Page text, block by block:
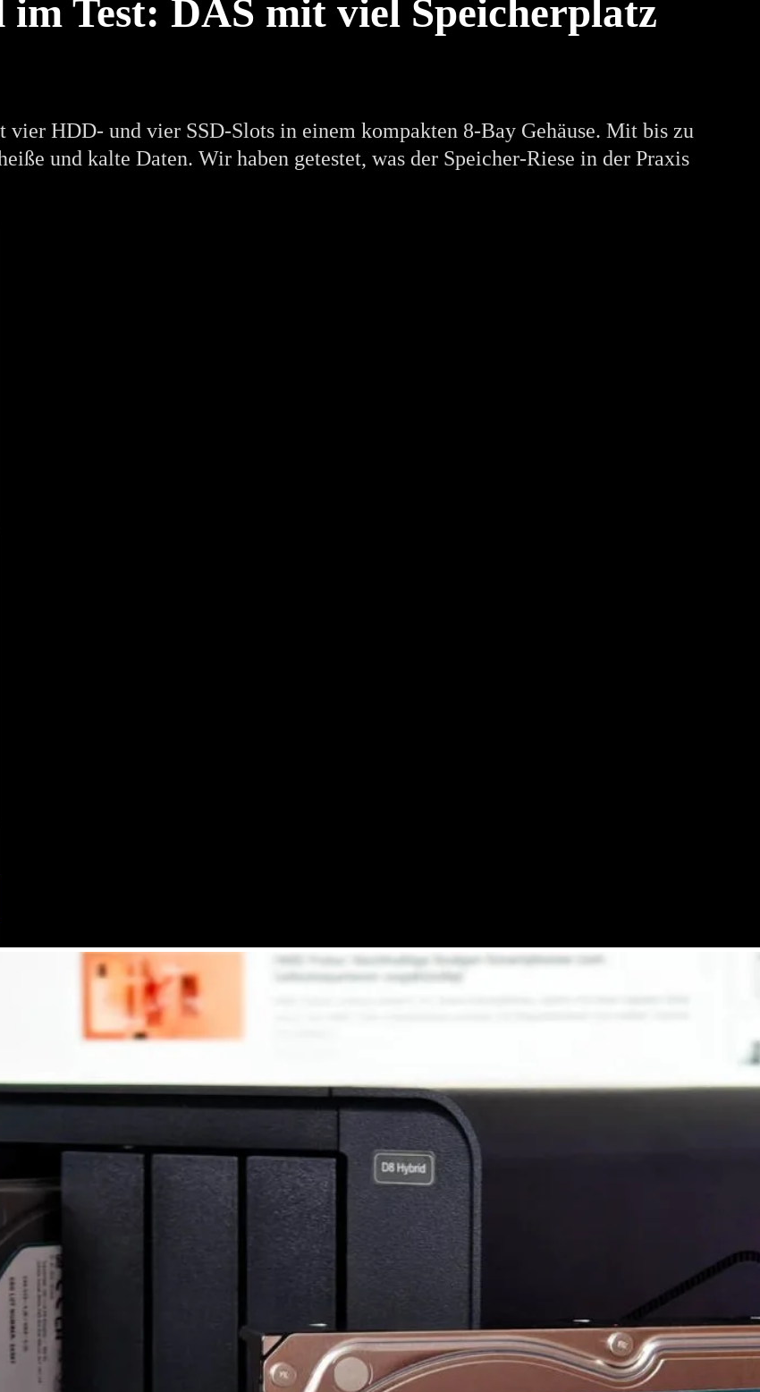
Test: DAS mit viel Speicherplatz
HDD- und vier SSD-Slots in einem kompakten 8-Bay Gehäuse. Mit bis zu
und kalte Daten. Wir haben getestet, was der Speicher-Riese in der Praxis